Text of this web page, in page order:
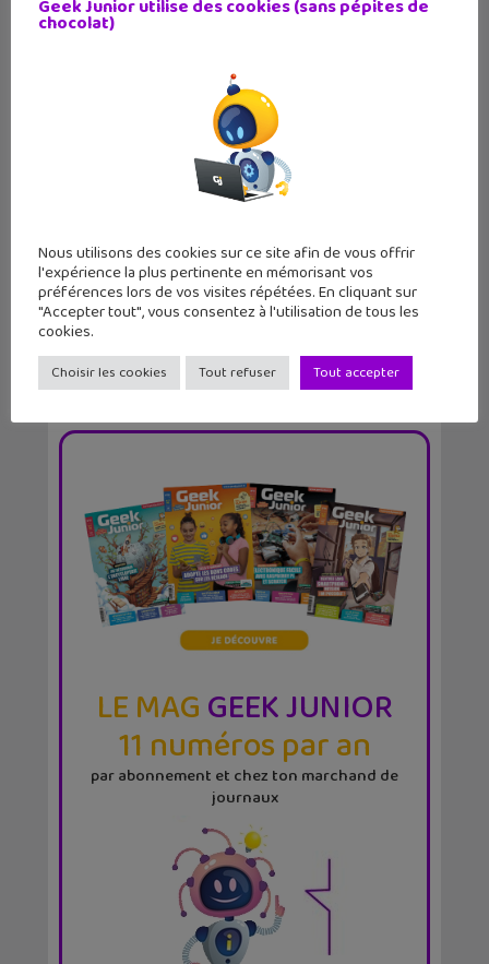
l&rsqu...
LE MAGGEEK JUNIOR
11 numéros par an
par abonnement et chez ton marchand de
journaux
Geek Junior utilise des cookies (sans pépites de
chocolat)
Nous utilisons des cookies sur ce site afin de vous offrir
l'expérience la plus pertinente en mémorisant vos
préférences lors de vos visites répétées. En cliquant sur
"Accepter tout", vous consentez à l'utilisation de tous les
cookies.
Choisir les cookies Tout refuser Tout accepter